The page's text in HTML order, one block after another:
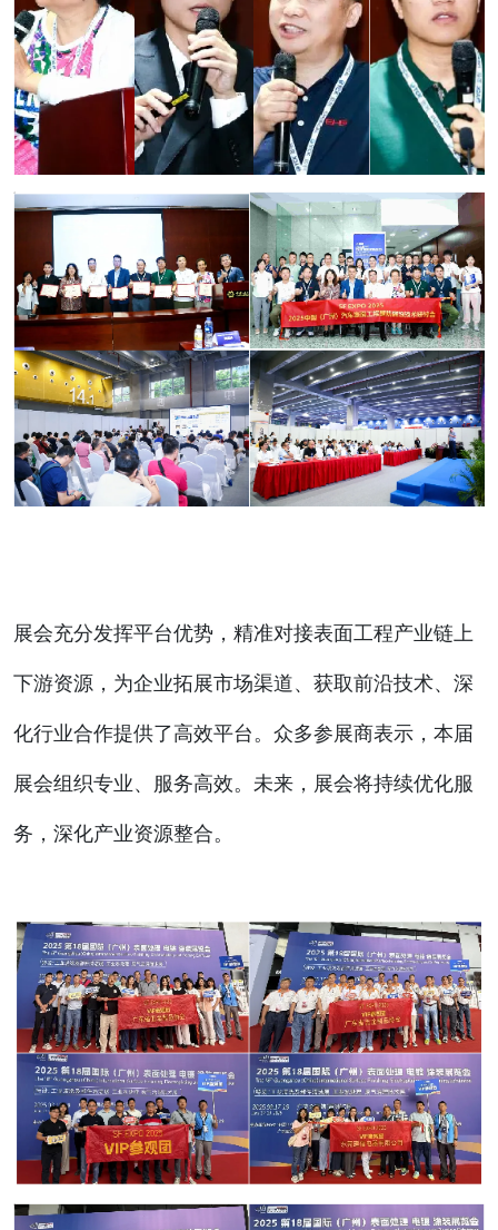
展会充分发挥平台优势，精准对接表面工程产业链上
下游资源，为企业拓展市场渠道、获取前沿技术、深
化行业合作提供了高效平台。众多参展商表示，本届
展会组织专业、服务高效。未来，展会将持续优化服
务，深化产业资源整合。